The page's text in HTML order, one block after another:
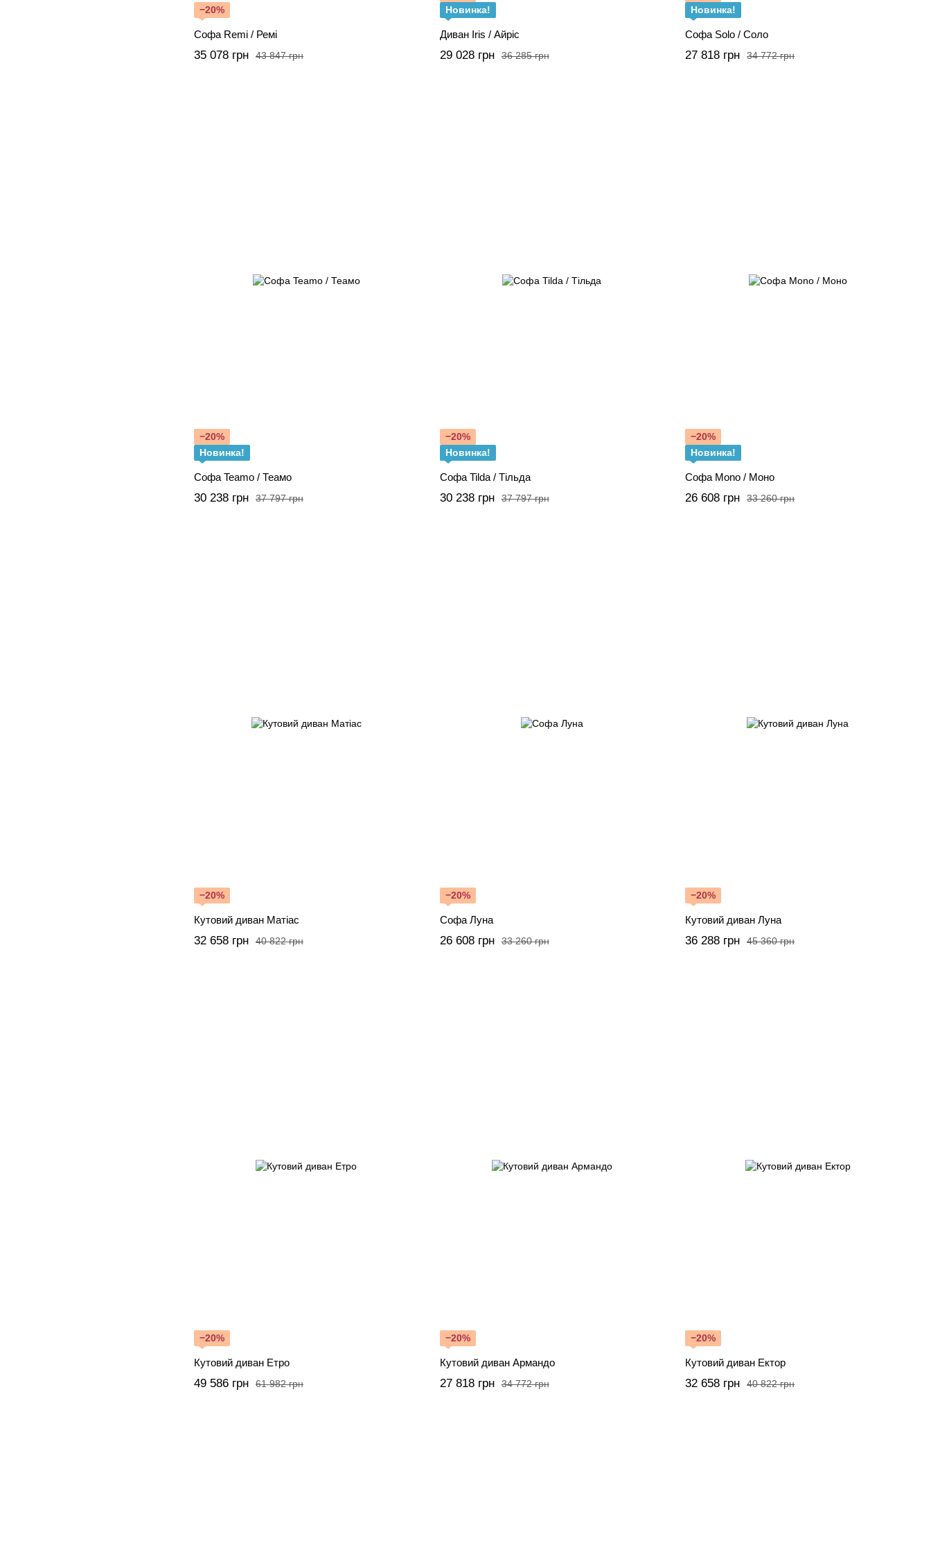
−20%
Софа Remi / Ремі
43 847 грн
35 078 грн
Новинка!
Диван Iris / Айріс
36 285 грн
29 028 грн
Новинка!
Софа Solo / Соло
34 772 грн
27 818 грн
−20%
Новинка!
Софа Teamo / Теамо
37 797 грн
30 238 грн
−20%
Новинка!
Софа Tilda / Тільда
37 797 грн
30 238 грн
−20%
Новинка!
Софа Mono / Моно
33 260 грн
26 608 грн
−20%
Кутовий диван Матіас
40 822 грн
32 658 грн
−20%
Софа Луна
33 260 грн
26 608 грн
−20%
Кутовий диван Луна
45 360 грн
36 288 грн
−20%
Кутовий диван Етро
61 982 грн
49 586 грн
−20%
Кутовий диван Армандо
34 772 грн
27 818 грн
−20%
Кутовий диван Ектор
40 822 грн
32 658 грн